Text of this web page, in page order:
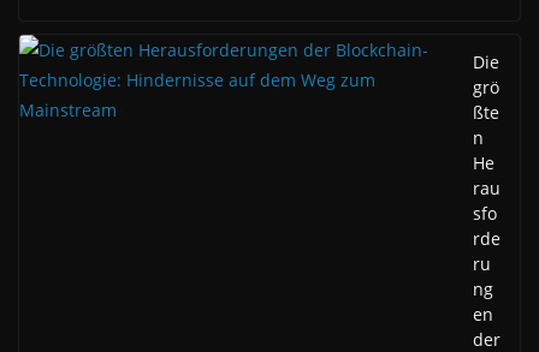
Die
grö
ßte
n
He
rau
sfo
rde
ru
ng
en
der